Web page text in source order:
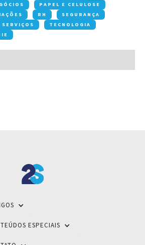
PAPEL E CELULOSE
RH
SEGURANÇA
SERVIÇOS
TECNOLOGIA
ESPECIAIS